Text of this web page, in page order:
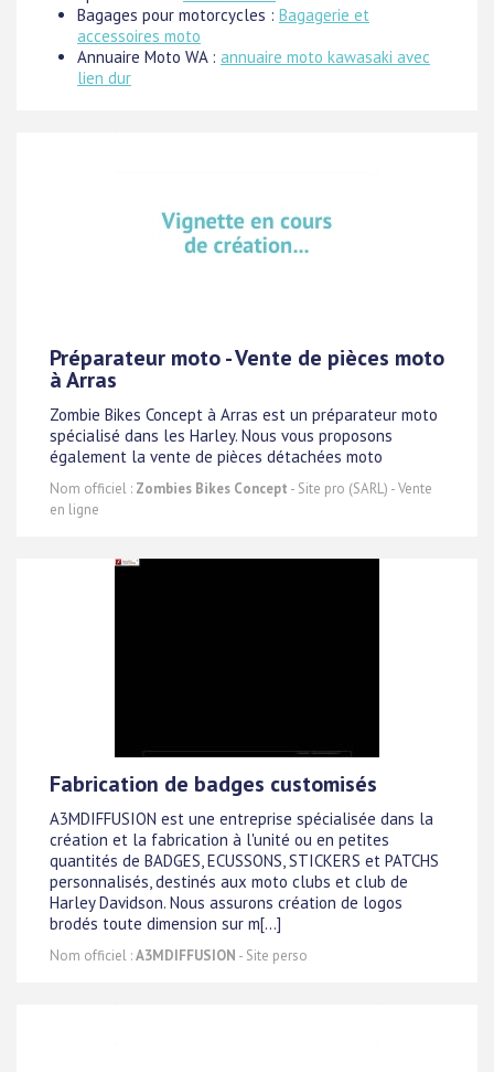
Bagages pour motorcycles : Bagagerie et
accessoires moto
Annuaire Moto WA : annuaire moto kawasaki avec
lien dur
Préparateur moto - Vente de pièces moto
à Arras
Zombie Bikes Concept à Arras est un préparateur moto
spécialisé dans les Harley. Nous vous proposons
également la vente de pièces détachées moto
Nom officiel : Zombies Bikes Concept - Site pro (SARL) - Vente
en ligne
Fabrication de badges customisés
A3MDIFFUSION est une entreprise spécialisée dans la
création et la fabrication à l'unité ou en petites
quantités de BADGES, ECUSSONS, STICKERS et PATCHS
personnalisés, destinés aux moto clubs et club de
Harley Davidson. Nous assurons création de logos
brodés toute dimension sur m[...]
Nom officiel :A3MDIFFUSION - Site perso